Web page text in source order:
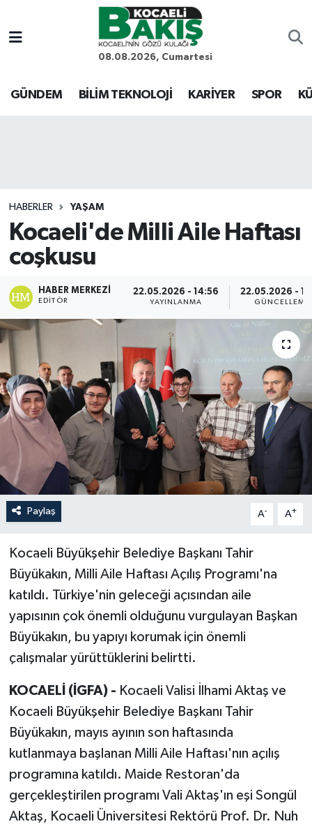
08.08.2026, Cumartesi
GÜNDEM BİLİM TEKNOLOJİ KARİYER SPOR
HABERLER YAŞAM
Kocaeli'de Milli Aile Haftası
coşkusu
HABER MERKEZI
EDITÖR
22.05.2026 - 14:56
YAYINLANMA
22.05.2026 -
GÜNCELLEME
Paylaş A- A+
Kocaeli Büyükşehir Belediye Başkanı Tahir
Büyükakın, Milli Aile Haftası Açılış Programı'na
katıldı. Türkiye'nin geleceği açısından aile
yapısının çok önemli olduğunu vurgulayan Başkan
Büyükakın, bu yapıyı korumak için önemli
çalışmalar yürüttüklerini belirtti.
KOCAELİ (İGFA) - Kocaeli Valisi İlhami Aktaş ve
Kocaeli Büyükşehir Belediye Başkanı Tahir
Büyükakın, mayıs ayının son haftasında
kutlanmaya başlanan Milli Aile Haftası'nın açılış
programına katıldı. Maide Restoran'da
gerçekleştirilen programı Vali Aktaş'ın eşi Songül
Aktaş, Kocaeli Üniversitesi Rektörü Prof. Dr. Nuh
Kocaeli Nöbetçi Eczaneler
Kocaeli Hava Durumu
Son Dakika Haberleri
Haber Arşivi